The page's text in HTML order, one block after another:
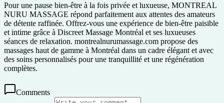
Pour une pause bien-être à la fois privée et luxueuse, MONTREAL
NURU MASSAGE répond parfaitement aux attentes des amateurs
de détente raffinée. Offrez-vous une expérience de bien-être paisible
et intime grâce à Discreet Massage Montréal et ses luxueuses
séances de relaxation. montrealnurumassage.com propose des
massages haut de gamme à Montréal dans un cadre élégant et avec
des soins personnalisés pour une tranquillité et une régénération
complètes.
Comments